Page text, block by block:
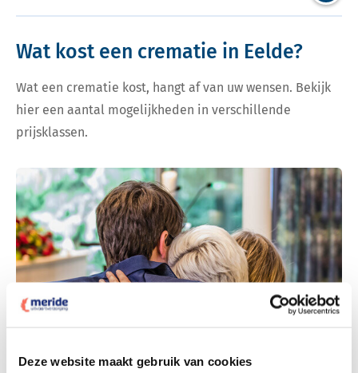
Deze website maakt gebruik van cookies
Wat kost een crematie in Eelde?
Wat een crematie kost, hangt af van uw wensen. Bekijk
hier een aantal mogelijkheden in verschillende
prijsklassen.
Bekijk tarieven voor crematie